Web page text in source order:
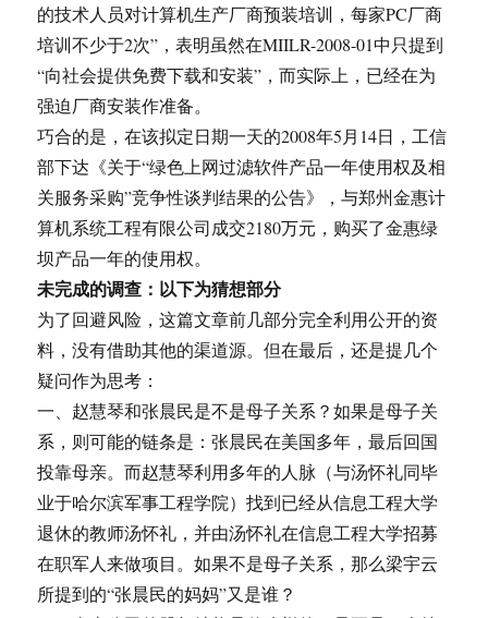
的技术人员对计算机生产厂商预装培训，每家PC厂商
培训不少于2次”，表明虽然在MIILR-2008-01中只提到
“向社会提供免费下载和安装”，而实际上，已经在为
强迫厂商安装作准备。
巧合的是，在该拟定日期一天的2008年5月14日，工信
部下达《关于“绿色上网过滤软件产品一年使用权及相
关服务采购”竞争性谈判结果的公告》，与郑州金惠计
算机系统工程有限公司成交2180万元，购买了金惠绿
坝产品一年的使用权。
未完成的调查：以下为猜想部分
为了回避风险，这篇文章前几部分完全利用公开的资
料，没有借助其他的渠道源。但在最后，还是提几个
疑问作为思考：
一、赵慧琴和张晨民是不是母子关系？如果是母子关
系，则可能的链条是：张晨民在美国多年，最后回国
投靠母亲。而赵慧琴利用多年的人脉（与汤怀礼同毕
业于哈尔滨军事工程学院）找到已经从信息工程大学
退休的教师汤怀礼，并由汤怀礼在信息工程大学招募
在职军人来做项目。如果不是母子关系，那么梁宇云
所提到的“张晨民的妈妈”又是谁？